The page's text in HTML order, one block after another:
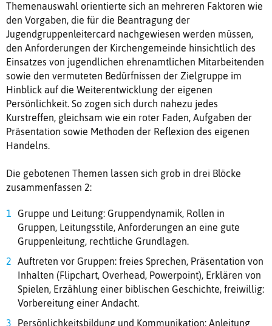
Themenauswahl orientierte sich an mehreren Faktoren wie
den Vorgaben, die für die Beantragung der
Jugendgruppenleitercard nachgewiesen werden müssen,
den Anforderungen der Kirchengemeinde hinsichtlich des
Einsatzes von jugendlichen ehrenamtlichen Mitarbeitenden
sowie den vermuteten Bedürfnissen der Zielgruppe im
Hinblick auf die Weiterentwicklung der eigenen
Persönlichkeit. So zogen sich durch nahezu jedes
Kurstreffen, gleichsam wie ein roter Faden, Aufgaben der
Präsentation sowie Methoden der Reflexion des eigenen
Handelns.
Die gebotenen Themen lassen sich grob in drei Blöcke
zusammenfassen 2:
Gruppe und Leitung: Gruppendynamik, Rollen in
Gruppen, Leitungsstile, Anforderungen an eine gute
Gruppenleitung, rechtliche Grundlagen.
Auftreten vor Gruppen: freies Sprechen, Präsentation von
Inhalten (Flipchart, Overhead, Powerpoint), Erklären von
Spielen, Erzählung einer biblischen Geschichte, freiwillig:
Vorbereitung einer Andacht.
Persönlichkeitsbildung und Kommunikation: Anleitung